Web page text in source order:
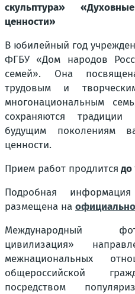
скульптура»
ценности»
В юбилейный год
ФГБУ «Дом народов
семей». Она
трудовым и
многонациональным
сохраняются
будущим поколениям
ценности.
Прием работ продлится до
Подробная
размещена на
Международный
цивилизация»
межнациональных
общероссийской
посредством